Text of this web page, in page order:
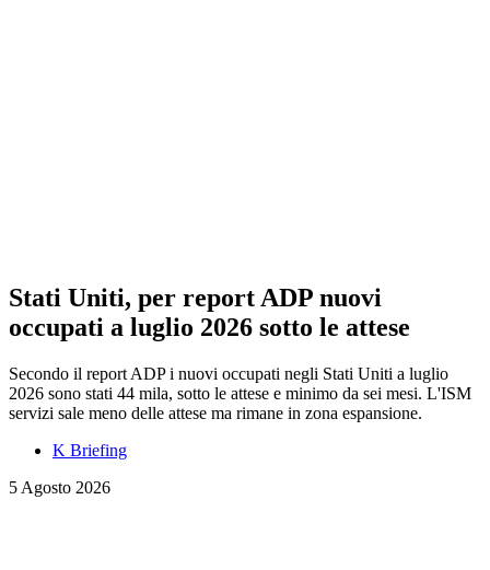
Stati Uniti, per report ADP nuovi
occupati a luglio 2026 sotto le attese
Secondo il report ADP i nuovi occupati negli Stati Uniti a luglio
2026 sono stati 44 mila, sotto le attese e minimo da sei mesi. L'ISM
servizi sale meno delle attese ma rimane in zona espansione.
K Briefing
5 Agosto 2026